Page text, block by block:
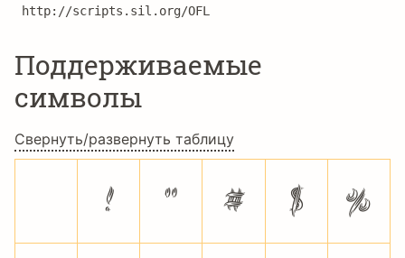
http://scripts.sil.org/OFL
Поддерживаемые
символы
Свернуть/развернуть таблицу
! " # $
%